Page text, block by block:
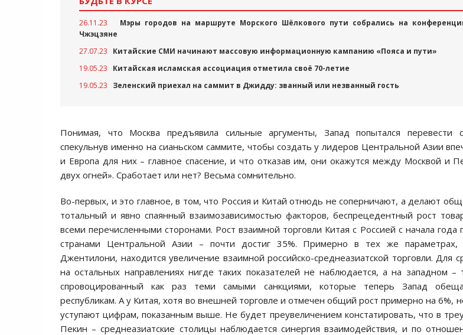
26.11.23
Мэры городов на маршруте Морского Шёлкового пути собрались на
Чжэцзяне
27.07.23
Китайские СМИ начинают массовую информационную кампанию «Пояса и пути»
19.05.23
Китайская исламская ассоциация отметила своё 70-летие
19.05.23
Зеленский приехал на саммит в Джидду: званный или незванный гость
Понимая, что Москва предъявила сильные аргументы, Запад попытался перевести
спекульнув именно на сианьском саммите, чтобы создать у лидеров Центральной Азии
и Европа для них – главное спасение, и что отказав им, они окажутся между Москвой и
двух огней». Сработает или нет? Весьма сомнительно.
Во-первых, и это главное, в том, что Россия и Китай отнюдь не соперничают, а делают
тотальный и явно спаянный взаимозависимостью факторов, беспрецедентный рост
всеми перечисленными сторонами. Рост взаимной торговли Китая с Россией с начала года
странами Центральной Азии – почти достиг 35%. Примерно в тех же параметрах,
Джентилони, находится увеличение взаимной российско-среднеазиатской торговли. Для
на остальных направлениях нигде таких показателей не наблюдается, а на западном –
спровоцированный как раз теми самыми санкциями, которые теперь Запад
республикам. А у Китая, хотя во внешней торговле и отмечен общий рост примерно на 6%,
уступают цифрам, показанным выше. Не будет преувеличением констатировать, что в
Пекин – среднеазиатские столицы наблюдается синергия взаимодействия, и по